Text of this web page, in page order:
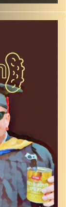
המערכת
דוד ופרופסור
קרדיט תמונות: